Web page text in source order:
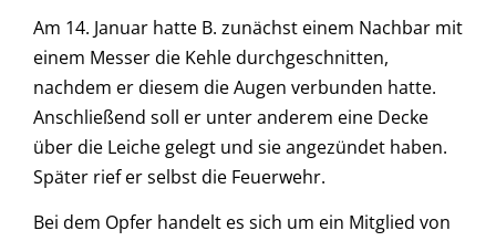
Am 14. Januar hatte B. zunächst einem Nachbar mit
einem Messer die Kehle durchgeschnitten,
nachdem er diesem die Augen verbunden hatte.
Anschließend soll er unter anderem eine Decke
über die Leiche gelegt und sie angezündet haben.
Später rief er selbst die Feuerwehr.
Bei dem Opfer handelt es sich um ein Mitglied von